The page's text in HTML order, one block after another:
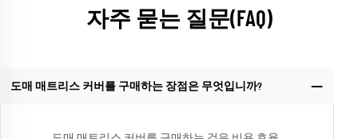
자주 묻는 질문(FAQ)
도매 매트리스 커버를 구매하는 장점은 무엇입니까?